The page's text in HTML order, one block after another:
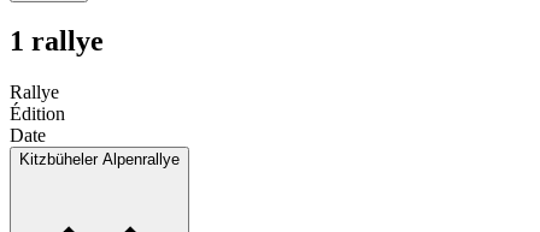
1 rallye
Rallye
Édition
Date
Kitzbüheler Alpenrallye